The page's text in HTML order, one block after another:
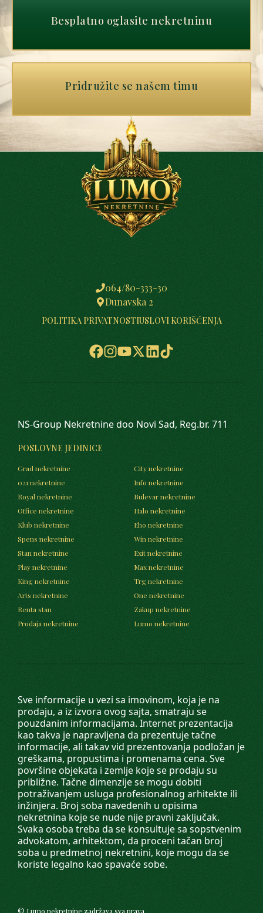
Besplatno oglasite nekretninu
Pridružite se našem timu
064/80-333-30
Dunavska 2
POLITIKA PRIVATNOSTIUSLOVI KORIŠĆENJA
Sve informacije u vezi sa imovinom, koja je na
prodaju, a iz izvora ovog sajta, smatraju se
pouzdanim informacijama. Internet prezentacija
kao takva je napravljena da prezentuje tačne
informacije, ali takav vid prezentovanja podložan je
greškama, propustima i promenama cena. Sve
površine objekata i zemlje koje se prodaju su
približne. Tačne dimenzije se mogu dobiti
potraživanjem usluga profesionalnog arhitekte ili
inžinjera. Broj soba navedenih u opisima
nekretnina koje se nude nije pravni zaključak.
Svaka osoba treba da se konsultuje sa sopstvenim
advokatom, arhitektom, da proceni tačan broj
soba u predmetnoj nekretnini, koje mogu da se
koriste legalno kao spavaće sobe.
NS-Group Nekretnine doo Novi Sad, Reg.br. 711
POSLOVNE JEDINICE
Grad nekretnine
City nekretnine
021 nekretnine
Info nekretnine
Royal nekretnine
Bulevar nekretnine
Office nekretnine
Halo nekretnine
Klub nekretnine
Eho nekretnine
Spens nekretnine
Win nekretnine
Stan nekretnine
Exit nekretnine
Play nekretnine
Max nekretnine
King nekretnine
Trg nekretnine
Arts nekretnine
One nekretnine
Renta stan
Zakup nekretnine
Prodaja nekretnine
Lumo nekretnine
© Lumo nekretnine zadržava sva prava